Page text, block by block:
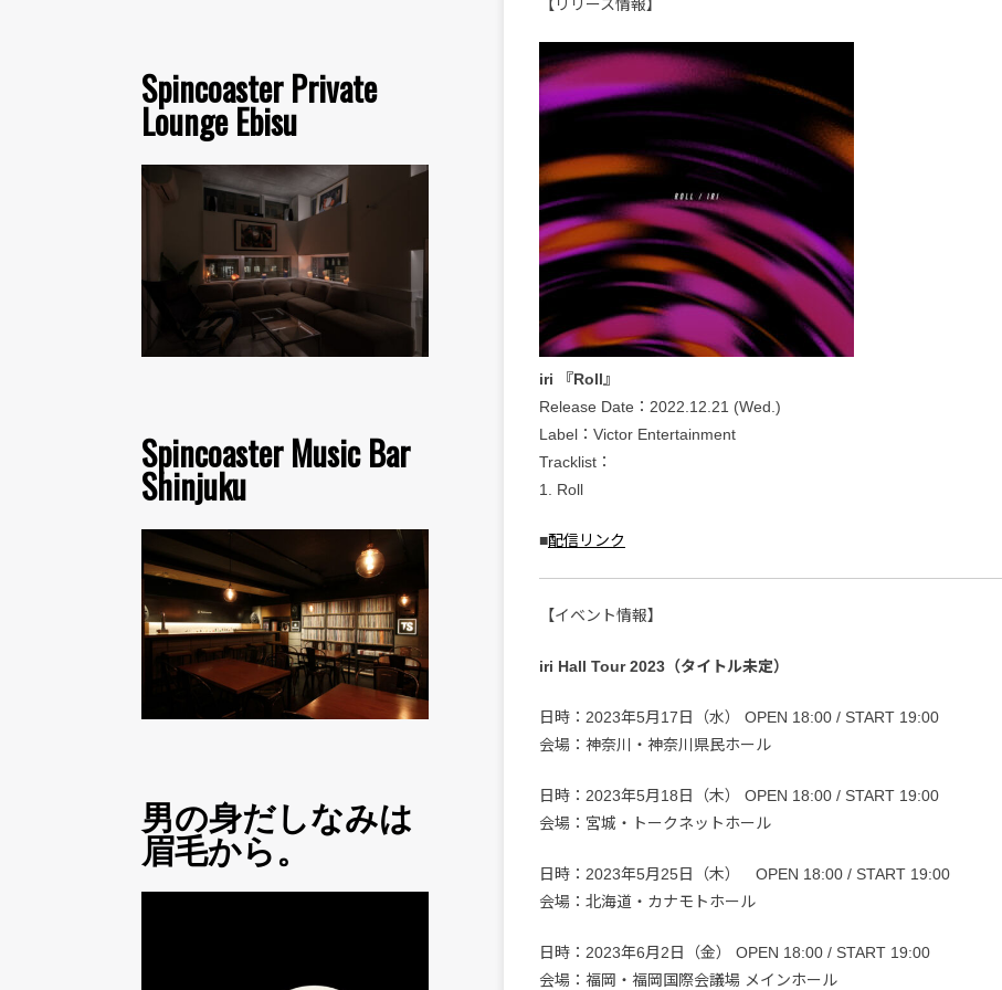
Spincoaster Private
Lounge Ebisu
Spincoaster Music Bar
Shinjuku
男の身だしなみは
眉毛から。
【リリース情報】
iri 『Roll』
Release Date：2022.12.21 (Wed.)
Label：Victor Entertainment
Tracklist：
1. Roll
■配信リンク
【イベント情報】
iri Hall Tour 2023（タイトル未定）
日時：2023年5月17日（水） OPEN 18:00 / START 19:00
会場：神奈川・神奈川県民ホール
日時：2023年5月18日（木） OPEN 18:00 / START 19:00
会場：宮城・トークネットホール
日時：2023年5月25日（木） OPEN 18:00 / START 19:00
会場：北海道・カナモトホール
日時：2023年6月2日（金） OPEN 18:00 / START 19:00
会場：福岡・福岡国際会議場 メインホール